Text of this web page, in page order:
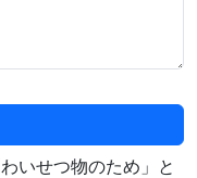
いせつ物のため」と